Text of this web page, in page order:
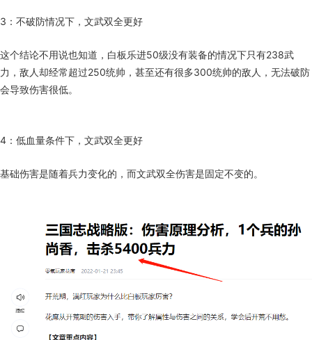
3：不破防情况下，文武双全更好
这个结论不用说也知道，白板乐进50级没有装备的情况下只有238武
力，敌人却经常超过250统帅，甚至还有很多300统帅的敌人，无法破防
会导致伤害很低。
4：低血量条件下，文武双全更好
基础伤害是随着兵力变化的，而文武双全伤害是固定不变的。